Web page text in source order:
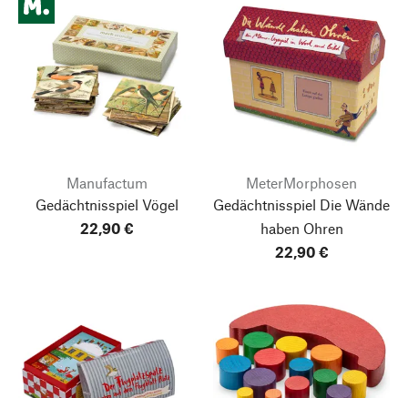
Manufactum
Gedächtnisspiel Vögel
22,90 €
MeterMorphosen
Gedächtnisspiel Die Wände
haben Ohren
22,90 €